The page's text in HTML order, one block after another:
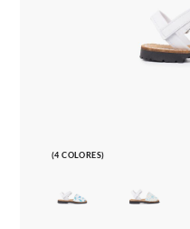
(4 COLORES)